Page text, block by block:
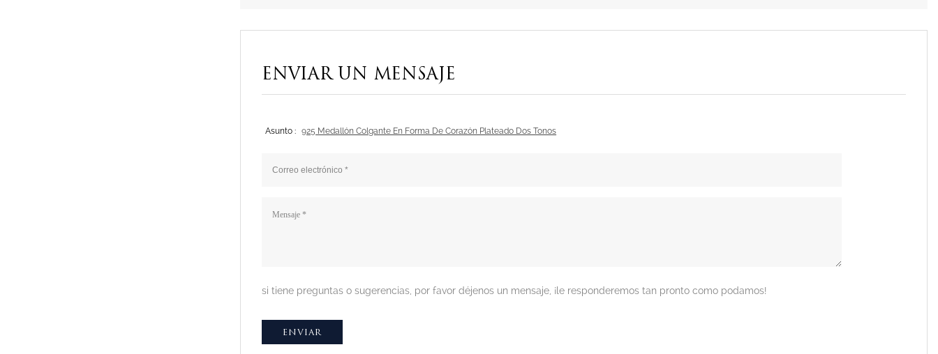
ENVIAR UN MENSAJE
Asunto : 925 Medallón Colgante En Forma De Corazón Plateado Dos Tonos
si tiene preguntas o sugerencias, por favor déjenos un mensaje, ¡le responderemos tan pronto como podamos!